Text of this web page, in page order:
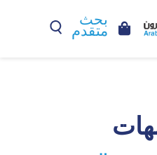
بحث
متقدم